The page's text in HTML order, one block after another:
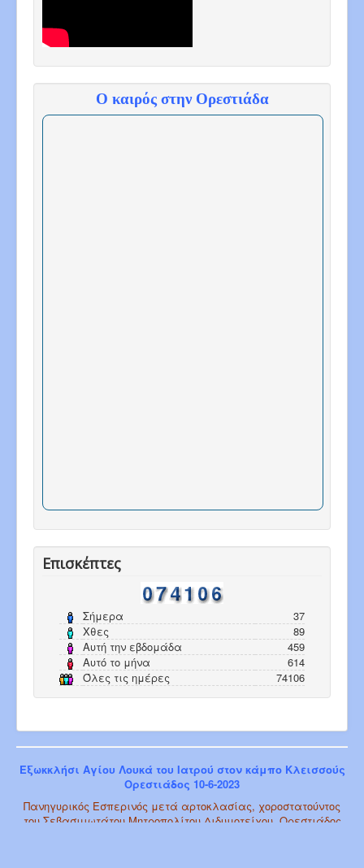
Ο καιρός στην Ορεστιάδα
Επισκέπτες
Σήμερα
37
Χθες
89
Αυτή την εβδομάδα
459
Αυτό το μήνα
614
Όλες τις ημέρες
74106
Εξωκκλήσι Αγίου Λουκά του Ιατρού στον κάμπο Κλεισσούς
Ορεστιάδος 10-6-2023
Πανηγυρικός Εσπερινός μετά αρτοκλασίας, χοροστατούντος
του Σεβασμιωτάτου Μητροπολίτου Διδυμοτείχου, Ορεστιάδος